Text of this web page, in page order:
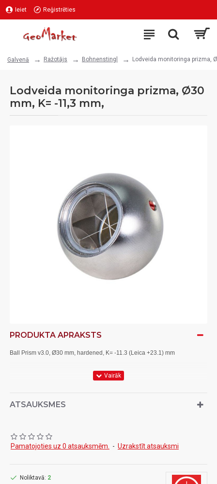
Ieiet Reģistrēties
Galvenā Ražotājs Bohnenstingl Lodveida monitoringa prizma,
Lodveida monitoringa prizma, Ø30
mm, K= -11,3 mm,
PRODUKTA APRAKSTS
Ball Prism v3.0, Ø30 mm, hardened, K= -11.3 (Leica +23.1) mm
mm
Item replaces 1450, 1450.S, 1451.SP, from April 2025
ATSAUKSMES
Pamatojoties uz 0 atsauksmēm. - Uzrakstīt atsauksmi
Noliktavā: 2